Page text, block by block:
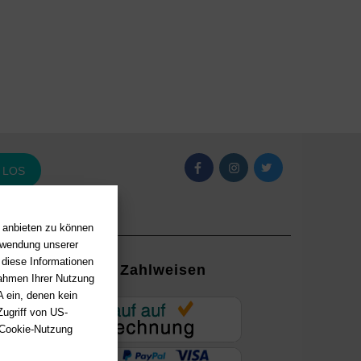
zu können
unserer
Informationen
Ihrer Nutzung
ein, denen kein
von US-
Nutzung
LOS
mit
Zahlweisen